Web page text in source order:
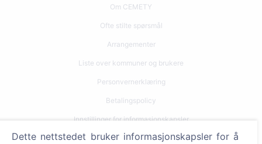
Om CEMETY
Ofte stilte spørsmål
Arrangementer
Liste over kommuner og brukere
Personvernerklæring
Betalingspolicy
Innstillinger for informasjonskapsler
Dette nettstedet bruker informasjonskapsler for å